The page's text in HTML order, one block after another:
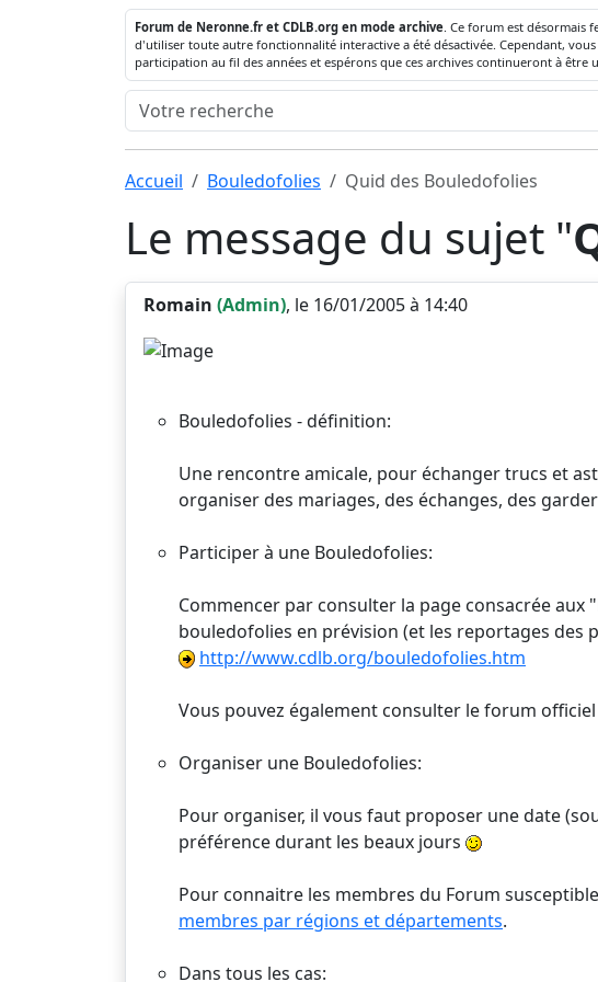
Forum de Neronne.fr et CDLB.org en mode archive. Ce forum est désormais
d'utiliser toute autre fonctionnalité interactive a été désactivée. Cependant,
participation au fil des années et espérons que ces archives continueront à être
Accueil Bouledofolies Quid des Bouledofolies
Le message du sujet "
Romain (Admin), le 16/01/2005 à 14:40
Bouledofolies - définition:
Une rencontre amicale, pour échanger trucs et
organiser des mariages, des échanges, des
Participer à une Bouledofolies:
Commencer par consulter la page consacrée
bouledofolies en prévision (et les reportages des
http://www.cdlb.org/bouledofolies.htm
Vous pouvez également consulter le forum officiel
Organiser une Bouledofolies:
Pour organiser, il vous faut proposer une date
préférence durant les beaux jours
Pour connaitre les membres du Forum
membres par régions et départements.
Dans tous les cas: